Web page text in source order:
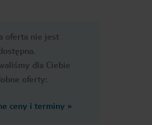
oferta nie jest
dla Ciebie
oferty:
ceny i terminy »
Bardzo dobry